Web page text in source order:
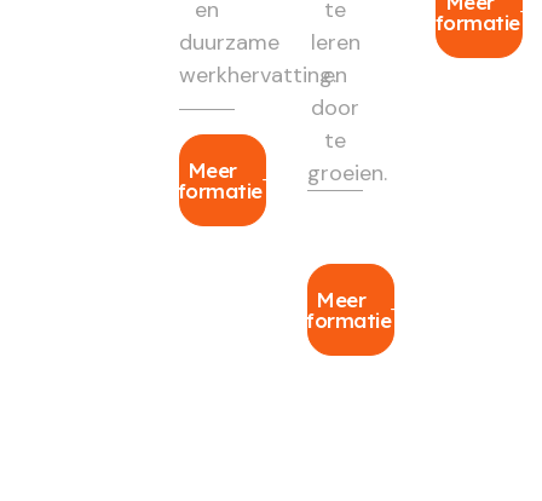
en
duurzame
werkhervatting.
Meer
informatie
te
leren
en
door
te
groeien.
Meer
informatie
informatie